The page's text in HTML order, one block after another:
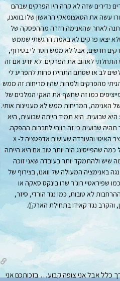
נדירים שזה לא קרה היו הפרקים שבהם
עשה את הטאצומאקי הראשון שלו בוואנו,
לאחר שהאנימה חזרה מההפסקה של
יצאו פרקים לא באמת הרגשתי שממש
חדשים, אבל לא ממש חסר לי בטירוף,
לאהוב את הפרקים. לא יודע אם זה
לב או שסתם התחילו פחות להפריע לי
מהפרקים ולמרות שהיו מריחות זה ממש
כמו זה שחשף את האקי המלכים של
האנימה, המריחות ממש לא מעניינות אותי.
שבועית. היא תמיד הייתה שבועית, היא
שבועית כי זה רווחי לחברות ההפקה.
אז, במקום להמשיך להתלונן על הקצב האיטי והעובדה שעושים אדפטציה ל- X
שהפייסינג היה יותר טוב אם היא הייתה
שיש ולהתמקד יותר בעובדה שאני זוכה
באנימציה המעולה של וואנו, בצירוף של
שפיראטיי רוג׳ר שרו בינקס סאקה או
לא טובות, כמו נגד הורדי, סיזר,
והקרב נגד קאידו בתחילת הארק]).
כלל אבל אני צופה קבוע… בזכותכם אני